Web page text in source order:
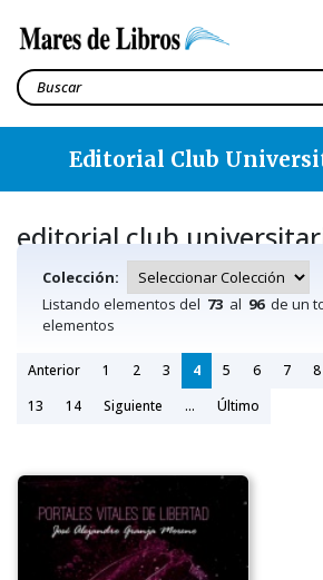
Editorial Club
editorial club
Colección:
Listando elementos del 73 al 96de un
elementos
Anterior 1 2 3 4 5 6 7 8
13
14 Siguiente ... Último